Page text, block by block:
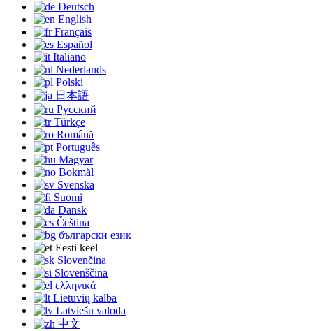
Deutsch
English
Français
Español
Italiano
Nederlands
Polski
日本語
Русский
Türkçe
Română
Português
Magyar
Bokmål
Svenska
Suomi
Dansk
Čeština
български език
Eesti keel
Slovenčina
Slovenščina
ελληνικά
Lietuvių kalba
Latviešu valoda
中文